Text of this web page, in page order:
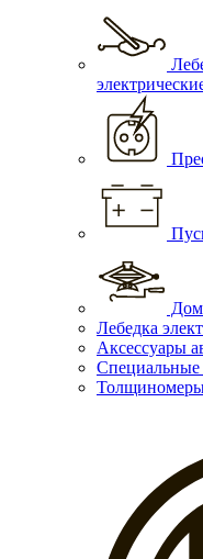
Лебедка
Аксессуары
Специальные